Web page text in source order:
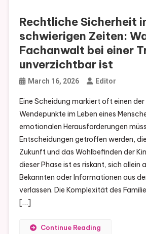
Rechtliche Sicherheit
schwierigen Zeiten:
Fachanwalt bei einer
unverzichtbar ist
March 16, 2026 Editor
Eine Scheidung markiert oft einen
Wendepunkte im Leben eines
emotionalen Herausforderungen
Entscheidungen getroffen werden,
Zukunft und das Wohlbefinden der
dieser Phase ist es riskant, sich allein
Bekannten oder Informationen aus
verlassen. Die Komplexität des
[…]
Continue Reading